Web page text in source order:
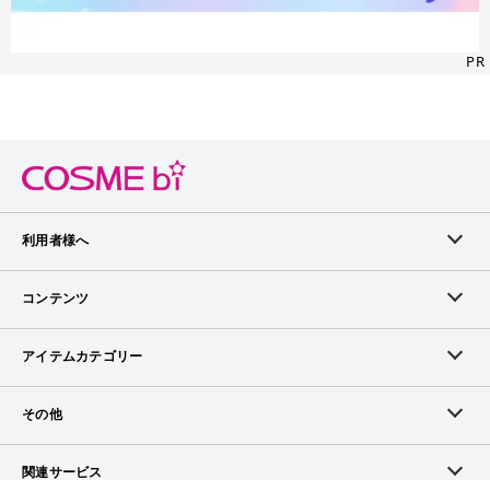
PR
利用者様へ
メンバーログイン
メンバー会員について
アイテム掲載リクエスト
コンテンツ
ランキング
ブランドから探す
アイテムカテゴリー
スキンケア
その他
お問い合わせ（ブランド様）
関連サービス